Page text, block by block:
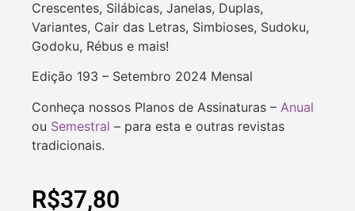
Crescentes, Silábicas, Janelas, Duplas,
Variantes, Cair das Letras, Simbioses, Sudoku,
Godoku, Rébus e mais!
Edição 193 – Setembro 2024 Mensal
Conheça nossos Planos de Assinaturas – Anual
ou Semestral – para esta e outras revistas
tradicionais.
R$37,80